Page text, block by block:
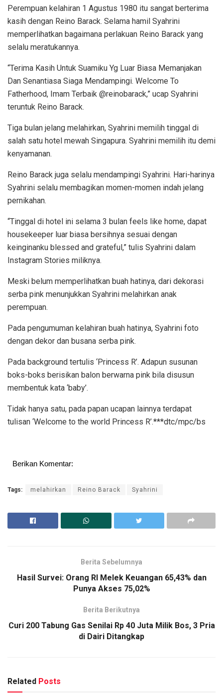
Perempuan kelahiran 1 Agustus 1980 itu sangat berterima
kasih dengan Reino Barack. Selama hamil Syahrini
memperlihatkan bagaimana perlakuan Reino Barack yang
selalu meratukannya.
“Terima Kasih Untuk Suamiku Yg Luar Biasa Memanjakan
Dan Senantiasa Siaga Mendampingi. Welcome To
Fatherhood, Imam Terbaik @reinobarack,” ucap Syahrini
teruntuk Reino Barack.
Tiga bulan jelang melahirkan, Syahrini memilih tinggal di
salah satu hotel mewah Singapura. Syahrini memilih itu demi
kenyamanan.
Reino Barack juga selalu mendampingi Syahrini. Hari-harinya
Syahrini selalu membagikan momen-momen indah jelang
pernikahan.
“Tinggal di hotel ini selama 3 bulan feels like home, dapat
housekeeper luar biasa bersihnya sesuai dengan
keinginanku blessed and grateful,” tulis Syahrini dalam
Instagram Stories miliknya.
Meski belum memperlihatkan buah hatinya, dari dekorasi
serba pink menunjukkan Syahrini melahirkan anak
perempuan.
Pada pengumuman kelahiran buah hatinya, Syahrini foto
dengan dekor dan busana serba pink.
Pada background tertulis ‘Princess R’. Adapun susunan
boks-boks berisikan balon berwarna pink bila disusun
membentuk kata ‘baby’.
Tidak hanya satu, pada papan ucapan lainnya terdapat
tulisan ‘Welcome to the world Princess R’.***dtc/mpc/bs
Berikan Komentar:
Tags: melahirkan Reino Barack Syahrini
Berita Sebelumnya
Hasil Survei: Orang RI Melek Keuangan 65,43% dan
Punya Akses 75,02%
Berita Berikutnya
Curi 200 Tabung Gas Senilai Rp 40 Juta Milik Bos, 3 Pria
di Dairi Ditangkap
Related Posts